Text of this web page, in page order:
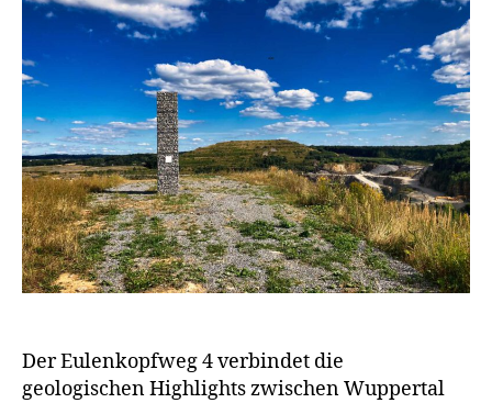
Der Eulenkopfweg 4 verbindet die
geologischen Highlights zwischen Wuppertal